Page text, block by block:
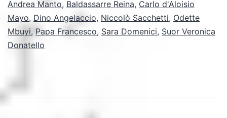
spazio
di
accoglienza
Andrea Manto, Baldassarre Reina, Carlo d'Aloisio
Mayo, Dino Angelaccio, Niccolò Sacchetti, Odette
Mbuyi, Papa Francesco, Sara Domenici, Suor Veronica
Donatello